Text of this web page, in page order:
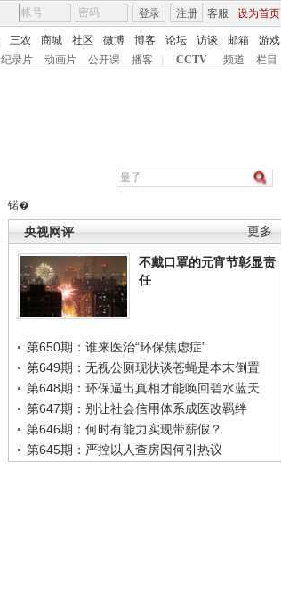
客服 设为首页
登录 注册
三农 商城 社区 微博 博客 论坛 访谈 邮箱
游戏
纪录片 动画片 公开课 播客 CCTV 频道 栏目
锘�
更多
央视网评
不戴口罩的元宵节彰显责
任
第650期：谁来医治“环保焦虑症”
第649期：无视公厕现状谈苍蝇是本末倒置
第648期：环保逼出真相才能唤回碧水蓝天
第647期：别让社会信用体系成医改羁绊
第646期：何时有能力实现带薪假？
第645期：严控以人查房因何引热议